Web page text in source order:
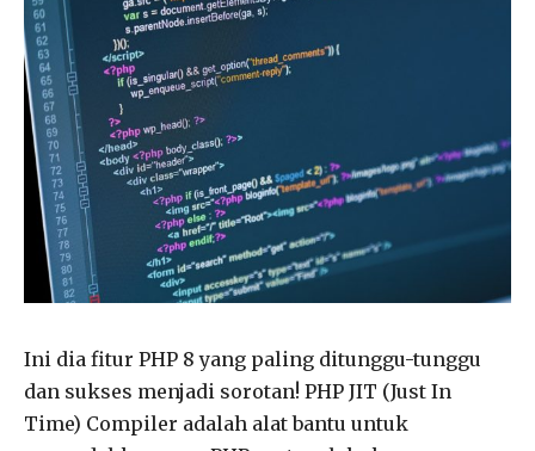
Ini dia fitur PHP 8 yang paling ditunggu-tunggu
dan sukses menjadi sorotan! PHP JIT (Just In
Time) Compiler adalah alat bantu untuk